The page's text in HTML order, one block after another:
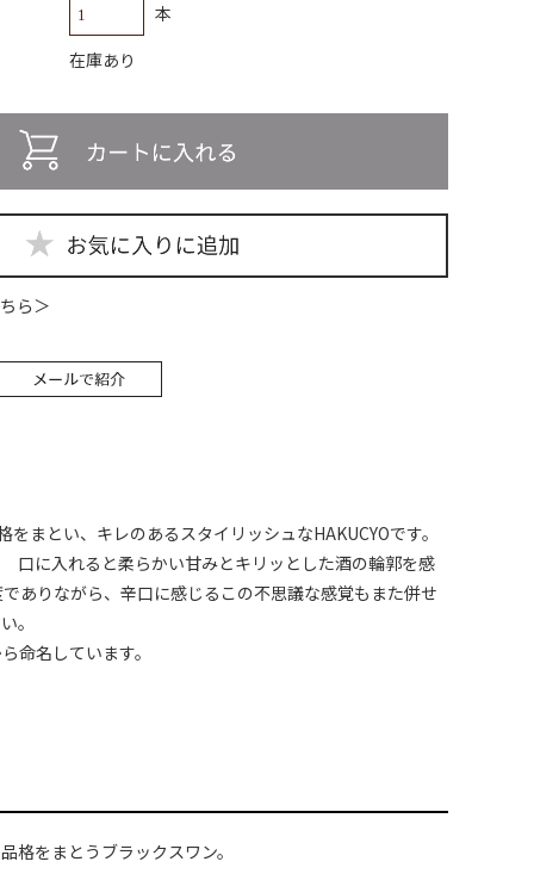
本
在庫あり
ら
まとい、キレのあるスタイリッシュなHAKUCYOです。
に入れると柔らかい甘みとキリッとした酒の輪郭を感
ありながら、辛口に感じるこの不思議な感覚もまた併せ
。
命名しています。
をまとうブラックスワン。